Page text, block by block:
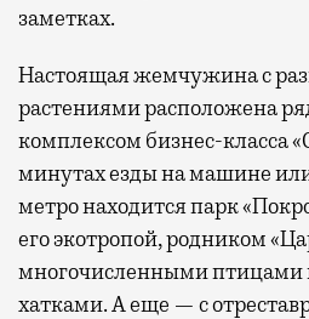
заметках.
Настоящая жемчужина с
растениями расположена
комплексом бизнес-класса
минутах езды на машине
метро находится парк
его экотропой, родником
многочисленными птицами
хатками. А еще — с